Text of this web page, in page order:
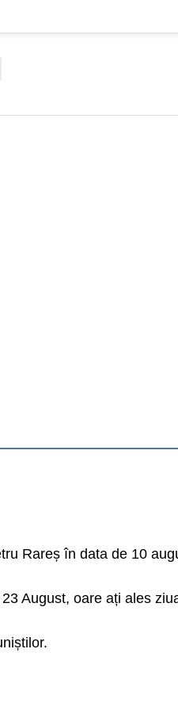
Rareș în data de 10
August, oare ați ales